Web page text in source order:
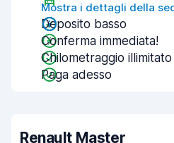
Mostra i dettagli della
Deposito basso
Conferma immediata!
Chilometraggio illimitato
Paga adesso
Renault Master